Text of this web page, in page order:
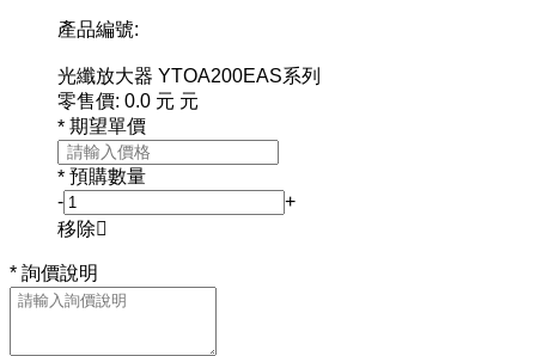
產品編號:
光纖放大器 YTOA200EAS系列
零售價: 0.0 元 元
* 期望單價
* 預購數量
-
+
移除
* 詢價說明